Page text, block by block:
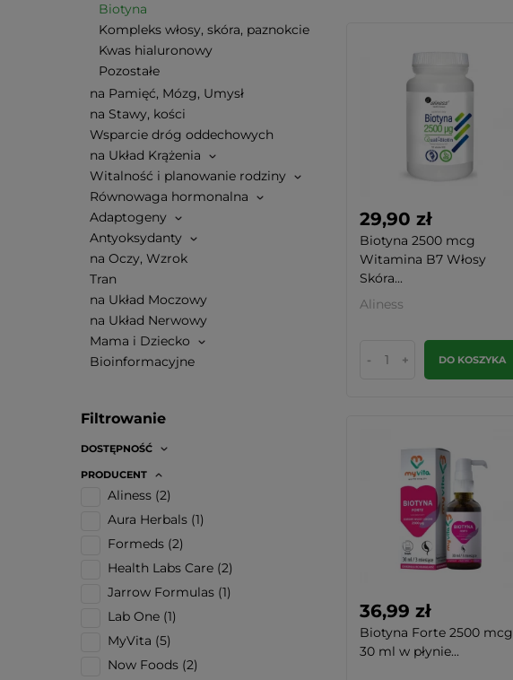
Biotyna
Kompleks włosy, skóra, paznokcie
Kwas hialuronowy
Pozostałe
na Pamięć, Mózg, Umysł
na Stawy, kości
Wsparcie dróg oddechowych
na Układ Krążenia
Witalność i planowanie rodziny
Równowaga hormonalna
Adaptogeny
Antyoksydanty
na Oczy, Wzrok
Tran
na Układ Moczowy
na Układ Nerwowy
Mama i Dziecko
Bioinformacyjne
Filtrowanie
DOSTĘPNOŚĆ
PRODUCENT
Aliness (2)
Aura Herbals (1)
Formeds (2)
Health Labs Care (2)
Jarrow Formulas (1)
Lab One (1)
MyVita (5)
Now Foods (2)
29,90 zł
Biotyna 2500 mcg
Witamina B7 Włosy
Skóra...
Aliness
- + DO KOSZYKA
36,99 zł
Biotyna Forte 2500 mcg
30 ml w płynie...